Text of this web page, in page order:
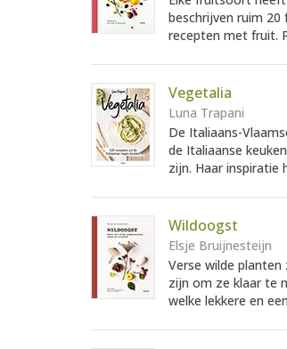
beschrijven ruim
recepten met fruit.
Vegetalia
Luna Trapani
De Italiaans-
de Italiaanse
zijn. Haar inspiratie
Wildoogst
Elsje Bruijnesteijn
Verse wilde
zijn om ze klaar te
welke lekkere en